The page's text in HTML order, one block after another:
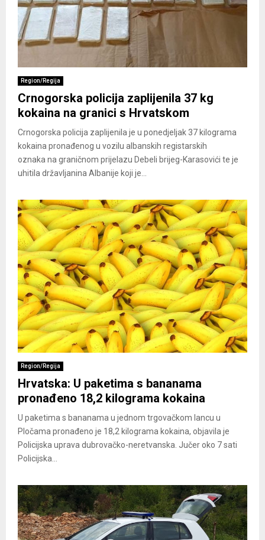
Region/Regija
Crnogorska policija zaplijenila 37 kg
kokaina na granici s Hrvatskom
Crnogorska policija zaplijenila je u ponedjeljak 37 kilograma
kokaina pronađenog u vozilu albanskih registarskih
oznaka na graničnom prijelazu Debeli brijeg-Karasovići te je
uhitila državljanina Albanije koji je...
Region/Regija
Hrvatska: U paketima s bananama
pronađeno 18,2 kilograma kokaina
U paketima s bananama u jednom trgovačkom lancu u
Pločama pronađeno je 18,2 kilograma kokaina, objavila je
Policijska uprava dubrovačko-neretvanska. Jučer oko 7 sati
Policijska...